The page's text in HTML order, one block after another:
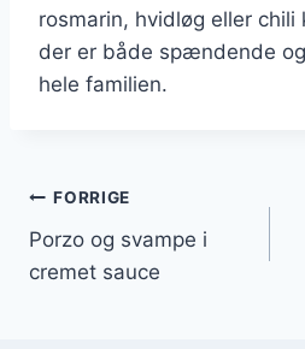
rosmarin, hvidløg eller
der er både spændende
hele familien.
FORRIGE
Porzo og svampe i
cremet sauce